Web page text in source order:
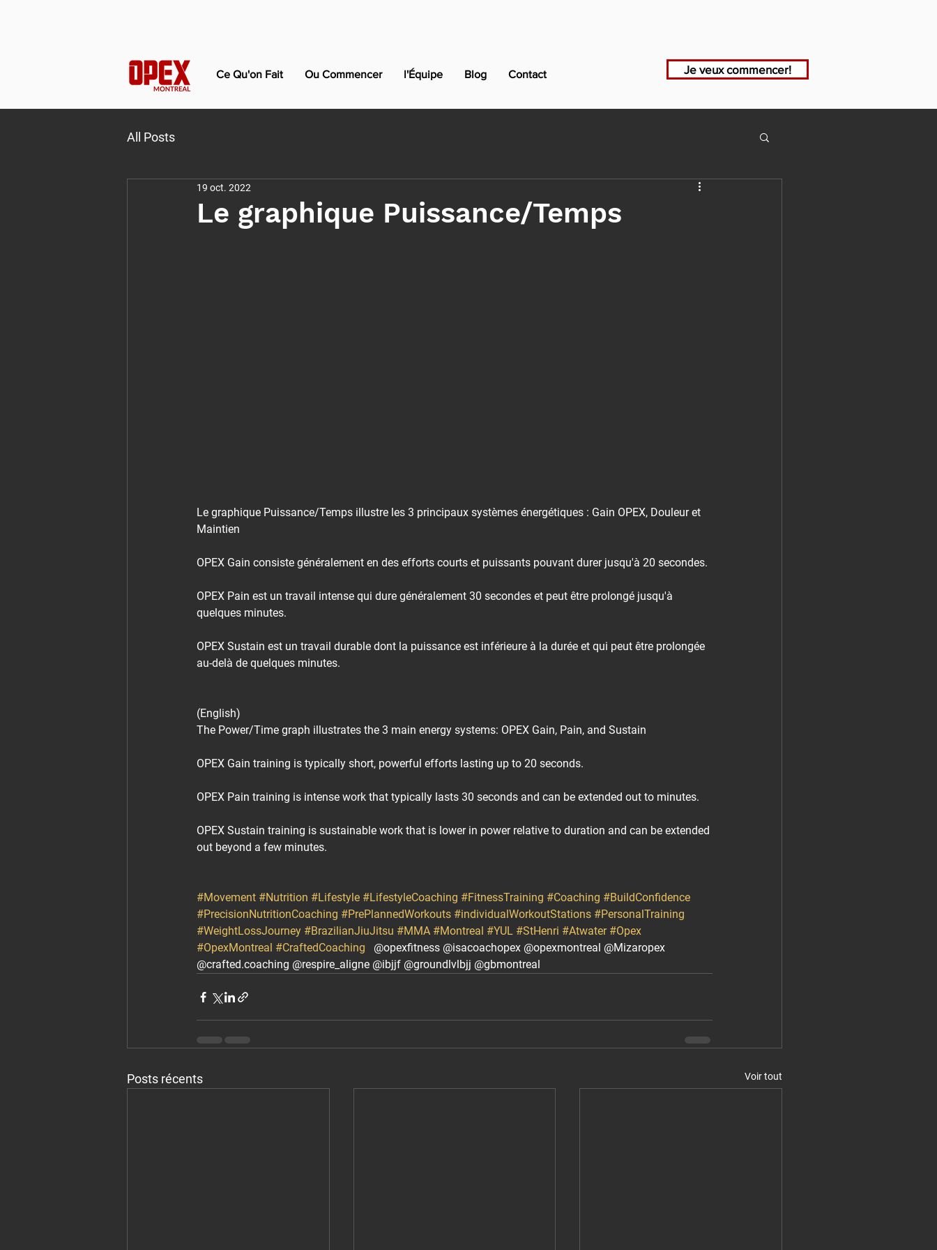
Ce Qu'on Fait Ou Commencer l'Équipe Blog Contact Je veux commencer!
All Posts
Le graphique Puissance/Temps
19 oct. 2022
Le graphique Puissance/Temps illustre les 3 principaux systèmes énergétiques : Gain OPEX, Douleur et
Maintien⁠
OPEX Gain consiste généralement en des efforts courts et puissants pouvant durer jusqu'à 20 secondes.⁠
OPEX Pain est un travail intense qui dure généralement 30 secondes et peut être prolongé jusqu'à
quelques minutes.⁠
OPEX Sustain est un travail durable dont la puissance est inférieure à la durée et qui peut être prolongée
au-delà de quelques minutes.⁠
(English)
The Power/Time graph illustrates the 3 main energy systems: OPEX Gain, Pain, and Sustain⁠
OPEX Gain training is typically short, powerful efforts lasting up to 20 seconds.⁠
OPEX Pain training is intense work that typically lasts 30 seconds and can be extended out to minutes.⁠
OPEX Sustain training is sustainable work that is lower in power relative to duration and can be extended
out beyond a few minutes.⁠
#Movement #Nutrition #Lifestyle #LifestyleCoaching #FitnessTraining #Coaching #BuildConfidence
#PrecisionNutritionCoaching #PrePlannedWorkouts #individualWorkoutStations #PersonalTraining
#WeightLossJourney #BrazilianJiuJitsu #MMA #Montreal #YUL #StHenri #Atwater #Opex
#OpexMontreal #CraftedCoaching
   @opexfitness @isacoachopex @opexmontreal @Mizaropex
@crafted.coaching @respire_aligne @ibjjf @groundlvlbjj @gbmontreal
Posts récents Voir tout